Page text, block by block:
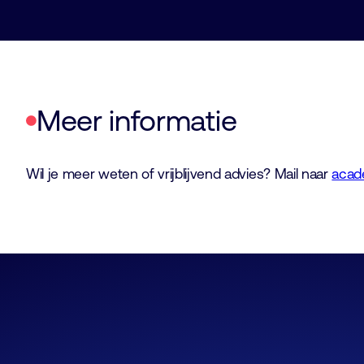
Meer informatie
Wil je meer weten of vrijblijvend advies? Mail naar